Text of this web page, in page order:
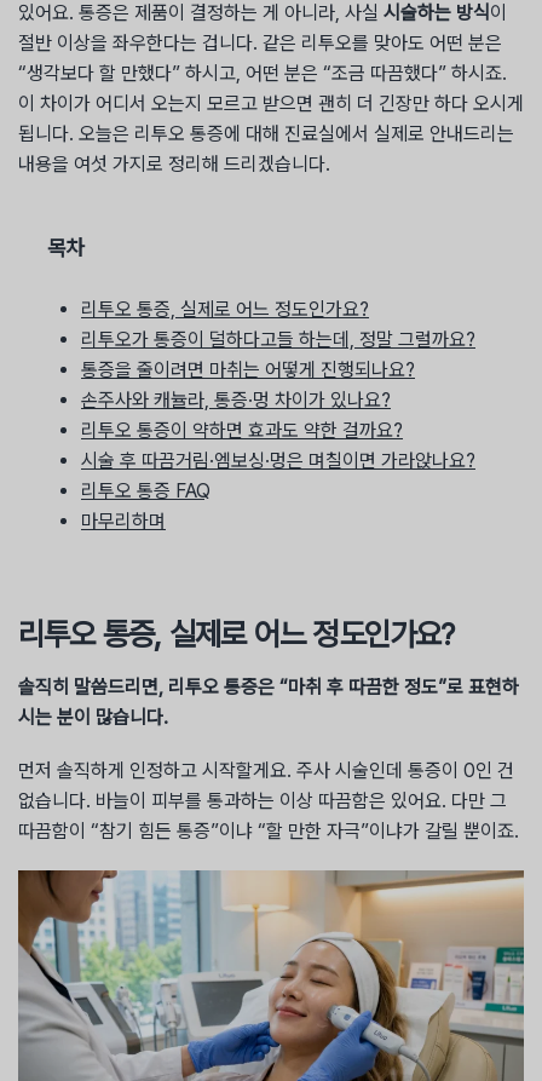
있어요. 통증은 제품이 결정하는 게 아니라, 사실 시술하는 방식 이
절반 이상을 좌우한다는 겁니다. 같은 리투오를 맞아도 어떤 분은
“생각보다 할 만했다” 하시고, 어떤 분은 “조금 따끔했다” 하시죠.
이 차이가 어디서 오는지 모르고 받으면 괜히 더 긴장만 하다 오시게
됩니다. 오늘은 리투오 통증에 대해 진료실에서 실제로 안내드리는
내용을 여섯 가지로 정리해 드리겠습니다.
목차
리투오 통증, 실제로 어느 정도인가요?
리투오가 통증이 덜하다고들 하는데, 정말 그럴까요?
통증을 줄이려면 마취는 어떻게 진행되나요?
손주사와 캐뉼라, 통증·멍 차이가 있나요?
리투오 통증이 약하면 효과도 약한 걸까요?
시술 후 따끔거림·엠보싱·멍은 며칠이면 가라앉나요?
리투오 통증 FAQ
마무리하며
리투오 통증, 실제로 어느 정도인가요?
솔직히 말씀드리면, 리투오 통증은 “마취 후 따끔한 정도”로 표현하
시는 분이 많습니다.
먼저 솔직하게 인정하고 시작할게요. 주사 시술인데 통증이 0인 건
없습니다. 바늘이 피부를 통과하는 이상 따끔함은 있어요. 다만 그
따끔함이 “참기 힘든 통증”이냐 “할 만한 자극”이냐가 갈릴 뿐이죠.